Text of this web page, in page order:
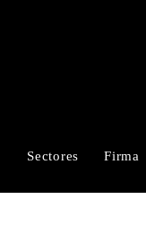
Sectores Firma